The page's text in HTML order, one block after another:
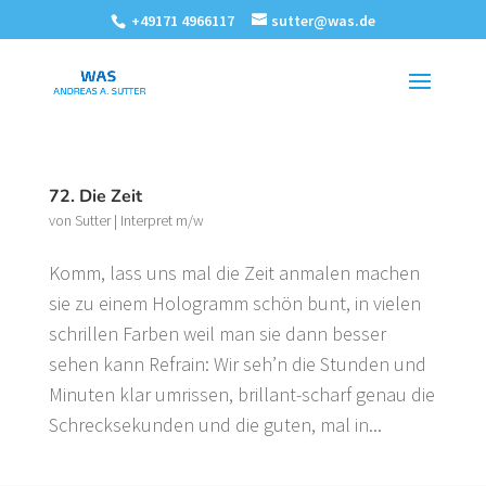
+49171 4966117 sutter@was.de
72. Die Zeit
von Sutter| Interpret m/w
Komm, lass uns mal die Zeit anmalen machen
sie zu einem Hologramm schön bunt, in vielen
schrillen Farben weil man sie dann besser
sehen kann Refrain: Wir seh’n die Stunden und
Minuten klar umrissen, brillant-scharf genau die
Schrecksekunden und die guten, mal in...